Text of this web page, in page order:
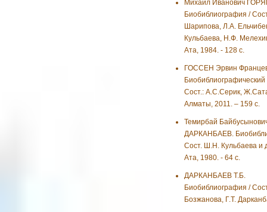
Михаил Иванович
Биобиблиография /
Шарипова, Л.А.
Кульбаева, Н.Ф.
Ата, 1984. - 128 с.
ГОССЕН Эрвин
Биобиблиографический
Сост.: А.С.Серик,
Алматы, 2011. – 159 с.
Темирбай
ДАРКАНБАЕВ.
Сост. Ш.Н. Кульбаева и
Ата, 1980. - 64 с.
ДАРКАНБАЕВ Т.Б.
Биобиблиография /
Бозжанова, Г.Т.